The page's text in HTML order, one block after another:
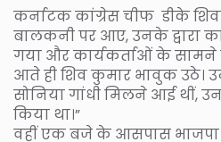
कर्नाटक कांग्रेस चीफ डीके
बालकनी पर आए, उनके द्वारा
गया और कार्यकर्ताओं के सामने
आते ही शिव कुमार भावुक उठे।
सोनिया गांधी मिलने आई थीं,
किया था।”
वहीं एक बजे के आसपास भाजपा